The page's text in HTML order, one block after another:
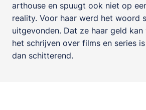
arthouse en spuugt ook niet op
reality. Voor haar werd het woord
uitgevonden. Dat ze haar geld kan
het schrijven over films en series
dan schitterend.